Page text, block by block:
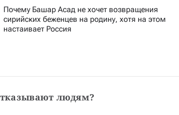
Почему Башар Асад не хочет возвращения
сирийских беженцев на родину, хотя на этом
настаивает Россия
людям?